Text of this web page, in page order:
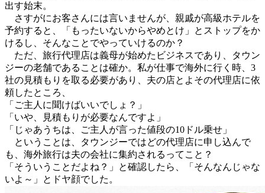
出す始末。
さすがにお客さんには言いませんが、親戚が高級ホテルを
予約すると、「もったいないからやめとけ」とストップをか
けるし、そんなことでやっていけるのか？
ただ、旅行代理店は義母が始めたビジネスであり、タウン
ジーの老舗であることは確か。私が仕事で海外に行く時、3
社の見積もりを取る必要があり、夫の店とよその代理店に依
頼したところ、
「ご主人に聞けばいいでしょ？」
「いや、見積もりが必要なんですよ」
「じゃあうちは、ご主人が言った値段の10ドル乗せ」
ということは、タウンジーではどの代理店に申し込んで
も、海外旅行は夫の会社に集約されるってこと？
「そういうことだよね？」と確認したら、「そんなんじゃな
いよ～」とドヤ顔でした。